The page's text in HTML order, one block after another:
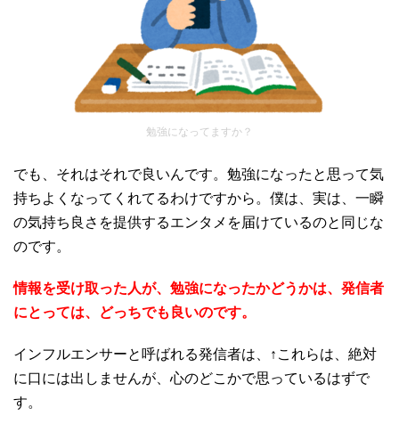
勉強になってますか？
でも、それはそれで良いんです。勉強になったと思って気
持ちよくなってくれてるわけですから。僕は、実は、一瞬
の気持ち良さを提供するエンタメを届けているのと同じな
のです。
情報を受け取った人が、勉強になったかどうかは、発信者
にとっては、どっちでも良いのです。
インフルエンサーと呼ばれる発信者は、↑これらは、絶対
に口には出しませんが、心のどこかで思っているはずで
す。